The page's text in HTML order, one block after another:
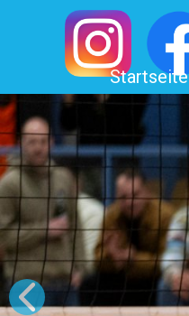
Startseite